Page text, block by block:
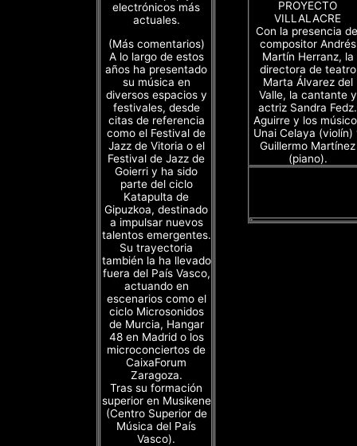
electrónicos más
actuales.
(Más comentarios)
A lo largo de estos
años ha presentado
su música en
diversos espacios y
festivales, desde
citas de referencia
como el Festival de
Jazz de Vitoria o el
Festival de Jazz de
Goierri y ha sido
parte del ciclo
Katapulta de
Gipuzkoa, destinado
a impulsar nuevos
talentos emergentes.
Su trayectoria
también la ha llevado
fuera del País Vasco,
actuando en
escenarios como el
ciclo Microsonidos
de Murcia, Hangar
48 en Madrid o los
microconciertos de
CaixaForum
Zaragoza.
Tras su formación
superior en Musikene
(Centro Superior de
Música del País
Vasco).
PROYECTO
VILLALACRE
Con la presencia
compositor Andrés
Martín Herranz, la
directora de teatro
Marta Álvarez del
Valle, la cantante y
actriz Sandra Fedz.
Aguirre y los
Unai Celaya (violín)
Guillermo Martínez
(piano).